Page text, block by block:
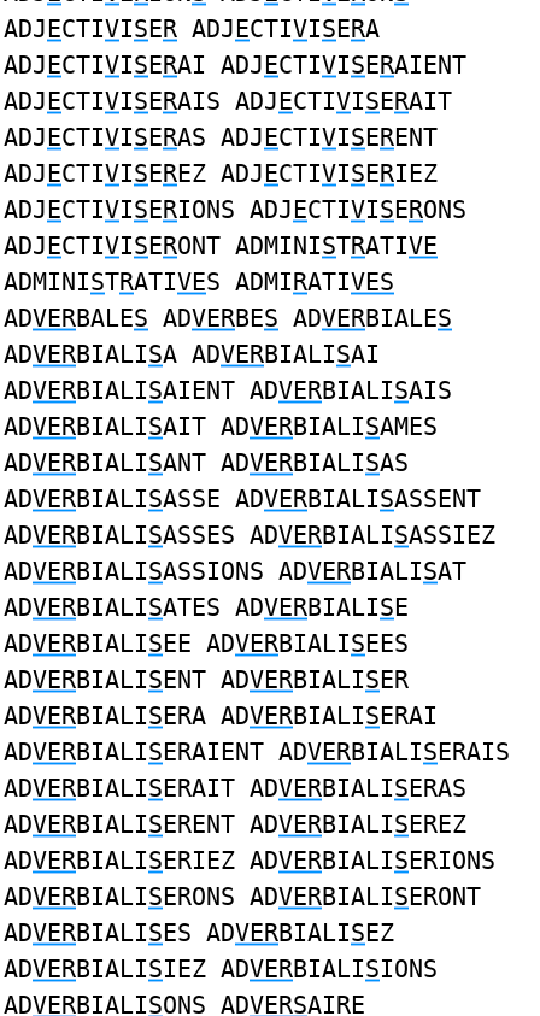
ADJECTIVISER ADJECTIVISERA
ADJECTIVISERAI ADJECTIVISERAIENT
ADJECTIVISERAIS ADJECTIVISERAIT
ADJECTIVISERAS ADJECTIVISERENT
ADJECTIVISEREZ ADJECTIVISERIEZ
ADJECTIVISERIONS ADJECTIVISERONS
ADJECTIVISERONT ADMINISTRATIVE
ADMINISTRATIVES ADMIRATIVES
ADVERBALES ADVERBES ADVERBIALES
ADVERBIALISA ADVERBIALISAI
ADVERBIALISAIENT ADVERBIALISAIS
ADVERBIALISAIT ADVERBIALISAMES
ADVERBIALISANT ADVERBIALISAS
ADVERBIALISASSE ADVERBIALISASSENT
ADVERBIALISASSES ADVERBIALISASSIEZ
ADVERBIALISASSIONS ADVERBIALISAT
ADVERBIALISATES ADVERBIALISE
ADVERBIALISEE ADVERBIALISEES
ADVERBIALISENT ADVERBIALISER
ADVERBIALISERA ADVERBIALISERAI
ADVERBIALISERAIENT ADVERBIALISERAIS
ADVERBIALISERAIT ADVERBIALISERAS
ADVERBIALISERENT ADVERBIALISEREZ
ADVERBIALISERIEZ ADVERBIALISERIONS
ADVERBIALISERONS ADVERBIALISERONT
ADVERBIALISES ADVERBIALISEZ
ADVERBIALISIEZ ADVERBIALISIONS
ADVERBIALISONS ADVERSAIRE